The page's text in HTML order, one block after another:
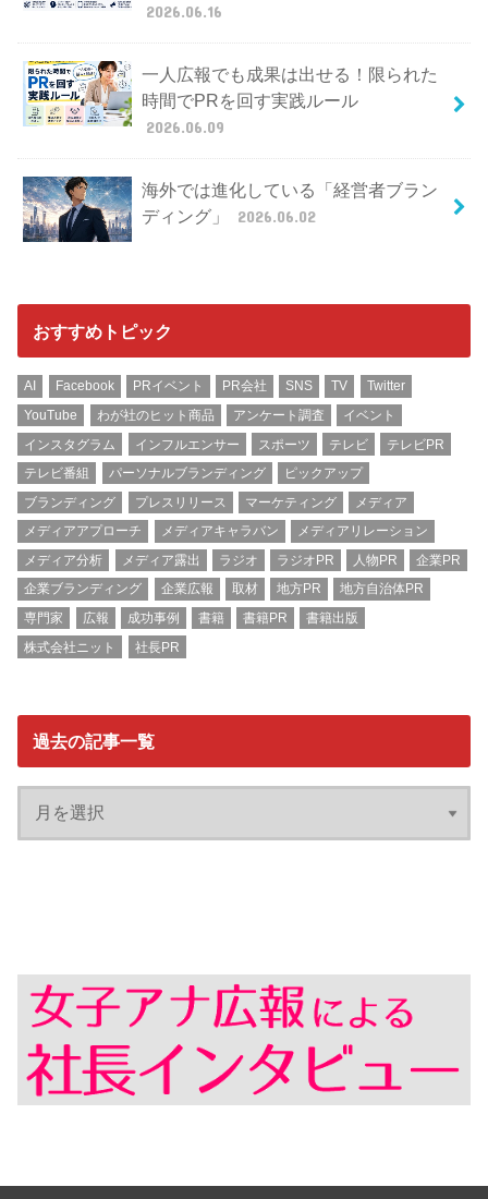
2026.06.16
一人広報でも成果は出せる！限られた
時間でPRを回す実践ルール
2026.06.09
海外では進化している「経営者ブラン
ディング」
2026.06.02
おすすめトピック
AI Facebook PRイベント PR会社 SNS TV
Twitter
YouTube
わが社のヒット商品 アンケート調査
イベント
インスタグラム
インフルエンサー スポーツ テレビ
テレビPR
テレビ番組
パーソナルブランディング
ピックアップ
ブランディング
プレスリリース マーケティング
メディア
メディアアプローチ
メディアキャラバン
メディアリレーション
メディア分析
メディア露出 ラジオ ラジオPR 人物PR
企業PR
企業ブランディング
企業広報 取材 地方PR
地方自治体PR
専門家
広報 成功事例 書籍 書籍PR
書籍出版
株式会社ニット
社長PR
過去の記事一覧